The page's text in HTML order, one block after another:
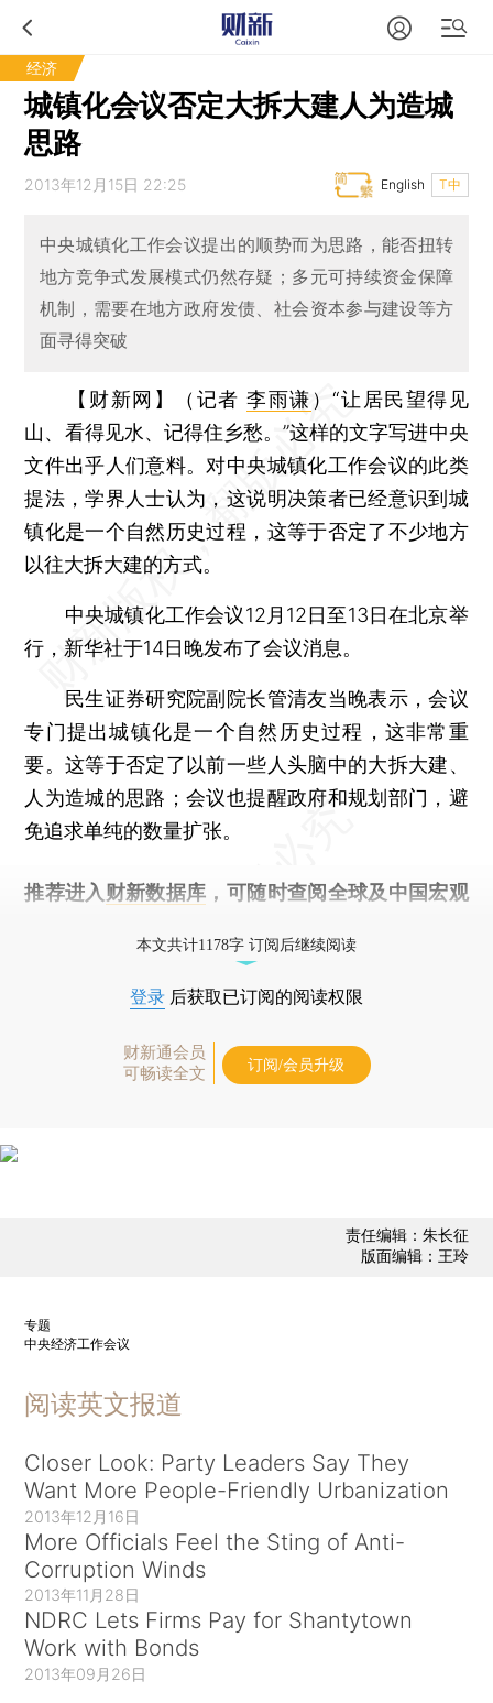
经济
城镇化会议否定大拆大建人为造城
思路
2013年12月15日 22:25 T中
English
中央城镇化工作会议提出的顺势而为思路，能否扭转
地方竞争式发展模式仍然存疑；多元可持续资金保障
机制，需要在地方政府发债、社会资本参与建设等方
面寻得突破
【财新网】（记者李雨谦 ）“让居民望得见
山、看得见水、记得住乡愁。”这样的文字写进中央
文件出乎人们意料。对中央城镇化工作会议的此类
提法，学界人士认为，这说明决策者已经意识到城
镇化是一个自然历史过程，这等于否定了不少地方
以往大拆大建的方式。
中央城镇化工作会议12月12日至13日在北京举
行，新华社于14日晚发布了会议消息。
民生证券研究院副院长管清友当晚表示，会议
专门提出城镇化是一个自然历史过程，这非常重
要。这等于否定了以前一些人头脑中的大拆大建、
人为造城的思路；会议也提醒政府和规划部门，避
免追求单纯的数量扩张。
推荐进入 财新数据库 ，可随时查阅全球及中国宏观
本文共计1178字 订阅后继续阅读
登录 后获取已订阅的阅读权限
财新通会员
可畅读全文
订阅/会员升级
责任编辑：朱长征
版面编辑：王玲
专题
中央经济工作会议
阅读英文报道
Closer Look: Party Leaders Say They
Want More People-Friendly Urbanization
2013年12月16日
More Officials Feel the Sting of Anti-
Corruption Winds
2013年11月28日
NDRC Lets Firms Pay for Shantytown
Work with Bonds
2013年09月26日